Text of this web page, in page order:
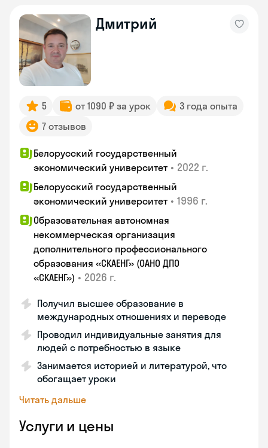
Дмитрий
5 от 1090 ₽ за урок
3 года опыта
7 отзывов
Белорусский государственный
экономический университет • 2022 г.
Белорусский государственный
экономический университет • 1996 г.
Образовательная автономная
некоммерческая организация
дополнительного профессионального
образования «СКАЕНГ» (ОАНО ДПО
«СКАЕНГ») • 2026 г.
Получил высшее образование в
международных отношениях и переводе
Проводил индивидуальные занятия для
людей с потребностью в языке
Занимается историей и литературой, что
обогащает уроки
Читать дальше
Услуги и цены